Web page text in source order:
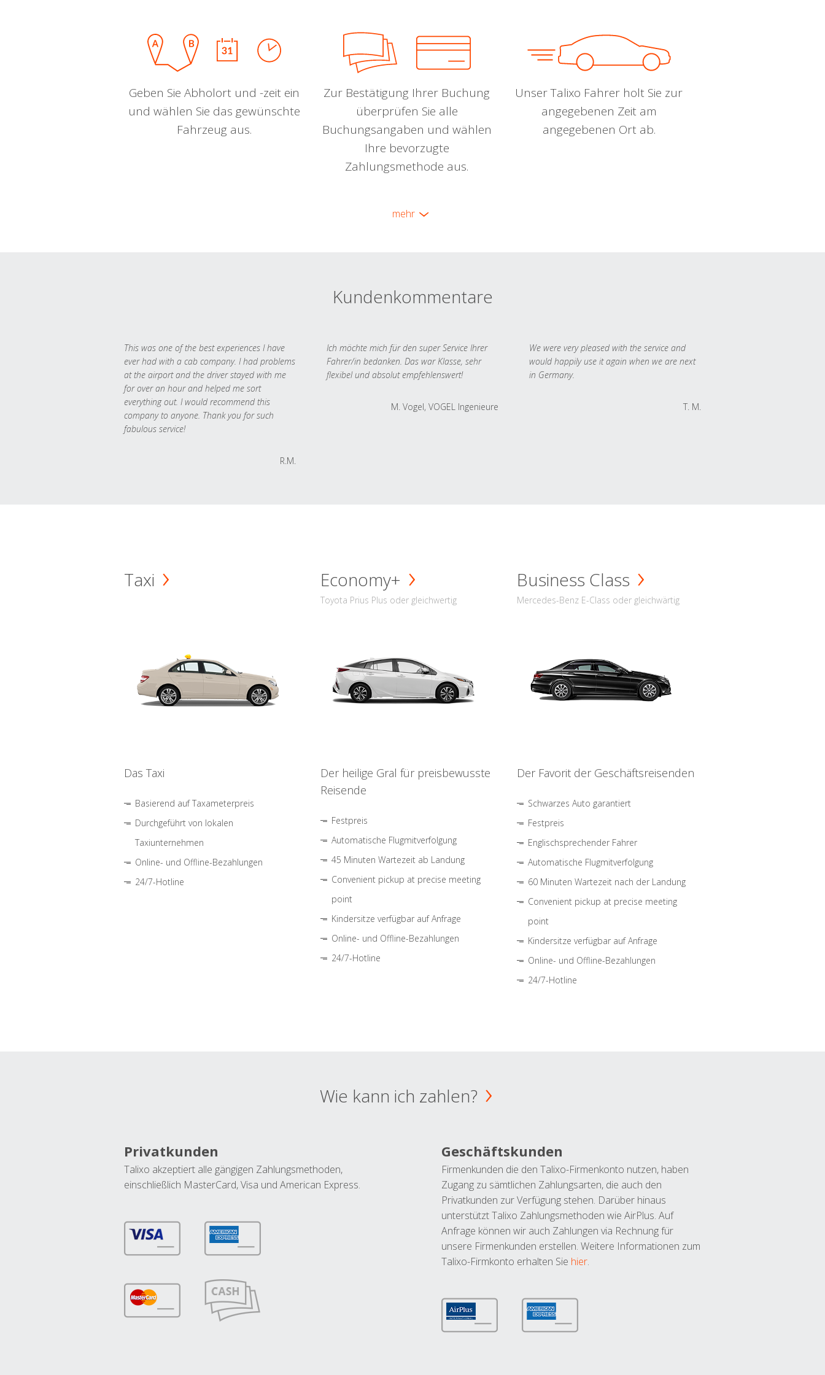
Geben Sie Abholort und -zeit ein
und wählen Sie das gewünschte
Fahrzeug aus.
Zur Bestätigung Ihrer Buchung
überprüfen Sie alle
Buchungsangaben und wählen
Ihre bevorzugte
Zahlungsmethode aus.
Unser Talixo Fahrer holt Sie zur
angegebenen Zeit am
angegebenen Ort ab.
mehr
Kundenkommentare
This was one of the best experiences I have
ever had with a cab company. I had problems
at the airport and the driver stayed with me
for over an hour and helped me sort
everything out. I would recommend this
company to anyone. Thank you for such
fabulous service!
R.M.
Ich möchte mich für den super Service Ihrer
Fahrer/in bedanken. Das war Klasse, sehr
flexibel und absolut empfehlenswert!
M. Vogel, VOGEL Ingenieure
We were very pleased with the service and
would happily use it again when we are next
in Germany.
T. M.
Taxi
Das Taxi
Basierend auf Taxameterpreis
Durchgeführt von lokalen
Taxiunternehmen
Online- und Offline-Bezahlungen
24/7-Hotline
Economy+
Toyota Prius Plus oder gleichwertig
Der heilige Gral für preisbewusste
Reisende
Festpreis
Automatische Flugmitverfolgung
45 Minuten Wartezeit ab Landung
Convenient pickup at precise meeting
point
Kindersitze verfügbar auf Anfrage
Online- und Offline-Bezahlungen
24/7-Hotline
Business Class
Mercedes-Benz E-Class oder gleichwärtig
Der Favorit der Geschäftsreisenden
Schwarzes Auto garantiert
Festpreis
Englischsprechender Fahrer
Automatische Flugmitverfolgung
60 Minuten Wartezeit nach der Landung
Convenient pickup at precise meeting
point
Kindersitze verfügbar auf Anfrage
Online- und Offline-Bezahlungen
24/7-Hotline
Wie kann ich zahlen?
Privatkunden
Talixo akzeptiert alle gängigen Zahlungsmethoden,
einschließlich MasterCard, Visa und American Express.
Geschäftskunden
Firmenkunden die den Talixo-Firmenkonto nutzen, haben
Zugang zu sämtlichen Zahlungsarten, die auch den
Privatkunden zur Verfügung stehen. Darüber hinaus
unterstützt Talixo Zahlungsmethoden wie AirPlus. Auf
Anfrage können wir auch Zahlungen via Rechnung für
unsere Firmenkunden erstellen. Weitere Informationen zum
Talixo-Firmkonto erhalten Sie hier.